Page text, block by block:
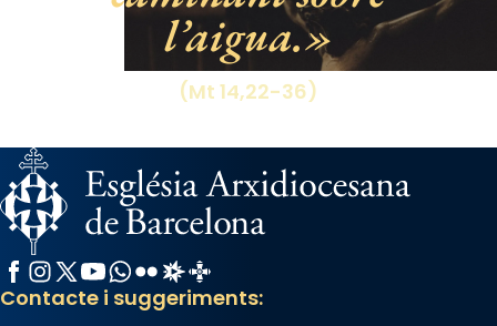
l’aigua.
(Mt 14,22-36)
Facebook
Instagram
X / Twitter
YouTube
WhatsApp
FlickrRadio Estel
Catalunya Cristiana
Contacte i suggeriments: